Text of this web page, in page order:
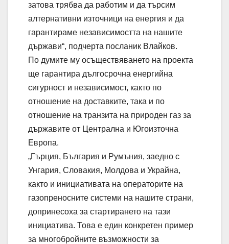
затова трябва да работим и да търсим
алтернативни източници на енергия и да
гарантираме независимостта на нашите
държави“, подчерта посланик Влайков.
По думите му осъществяването на проекта
ще гарантира дългосрочна енергийна
сигурност и независимост, както по
отношение на доставките, така и по
отношение на транзита на природен газ за
държавите от Централна и Югоизточна
Европа.
„Гърция, България и Румъния, заедно с
Унгария, Словакия, Молдова и Украйна,
както и инициативата на операторите на
газопреносните системи на нашите страни,
допринесоха за стартирането на тази
инициатива. Това е един конкретен пример
за многобройните възможности за